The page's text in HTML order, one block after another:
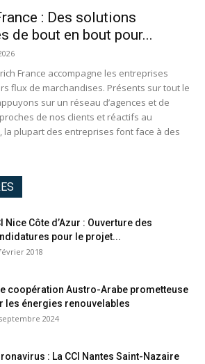
: Des solutions
de bout en bout pour...
France accompagne les entreprises
flux de marchandises. Présents sur tout le
sur un réseau d’agences et de
de nos clients et réactifs au
la plupart des entreprises font face à des
Nice Côte d’Azur : Ouverture des
pour le projet...
2018
coopération Austro-Arabe prometteuse
les énergies renouvelables
2024
: La CCI Nantes Saint-Nazaire